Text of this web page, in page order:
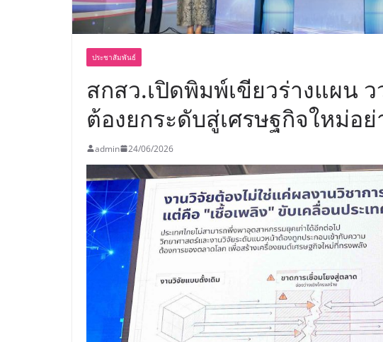
ประชาสัมพันธ์
สกสว.เปิดพิมพ์เขียวร่างแผน
ต้องยกระดับสู่เศรษฐกิจใหม่อย่
admin 24/06/2026